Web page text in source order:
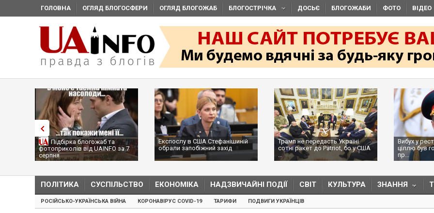
ГОЛОВНА ОГЛЯД БЛОГОСФЕРИ ОГЛЯД БЛОГОЖАБ БЛОГОСТРІЧКА ДОСЬЄ БЛОГОЖАБИ ФОТО ВІДЕО
Підбірка блогожаб та
фотоприколів від UAINFO за 7
серпня
Експослу в США Стефанішиній
обрали запобіжний захід
Трамп не передасть Україні
сотні ракет до Patriot, бо у США
...
Вибух у
ціллю був
пр...
ПОЛІТИКА СУСПІЛЬСТВО ЕКОНОМІКА НАДЗВИЧАЙНІ ПОДІЇ СВІТ КУЛЬТУРА ЗНАННЯ
РОСІЙСЬКО-УКРАЇНСЬКА ВІЙНА КОРОНАВІРУС COVID-19 ТАРИФИ ПОДВИГИ УКРАЇНЦІВ